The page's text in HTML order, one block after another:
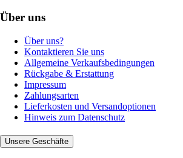
Über uns
Über uns?
Kontaktieren Sie uns
Allgemeine Verkaufsbedingungen
Rückgabe & Erstattung
Impressum
Zahlungsarten
Lieferkosten und Versandoptionen
Hinweis zum Datenschutz
Unsere Geschäfte